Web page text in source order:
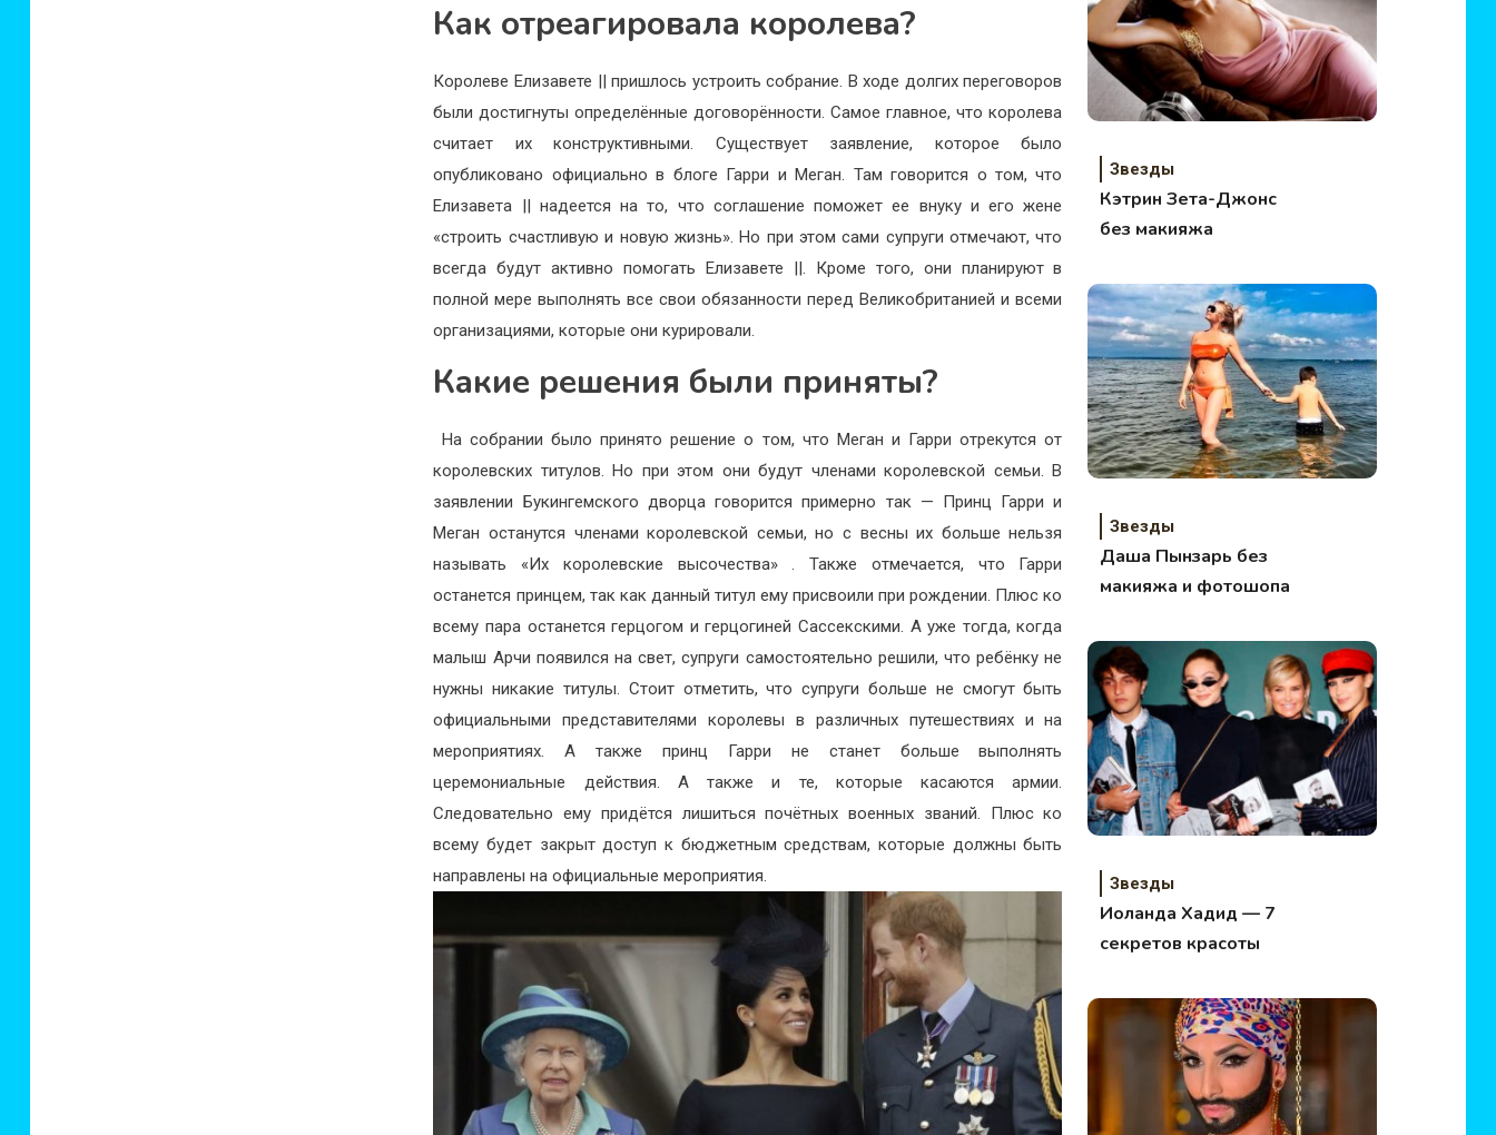
Как отреагировала королева?
Королеве Елизавете || пришлось устроить собрание. В ходе долгих переговоров
были достигнуты определённые договорённости. Самое главное, что королева
считает их конструктивными. Существует заявление, которое было
опубликовано официально в блоге Гарри и Меган. Там говорится о том, что
Елизавета || надеется на то, что соглашение поможет ее внуку и его жене
«строить счастливую и новую жизнь». Но при этом сами супруги отмечают, что
всегда будут активно помогать Елизавете ||. Кроме того, они планируют в
полной мере выполнять все свои обязанности перед Великобританией и всеми
организациями, которые они курировали.
Какие решения были приняты?
На собрании было принято решение о том, что Меган и Гарри отрекутся от
королевских титулов. Но при этом они будут членами королевской семьи. В
заявлении Букингемского дворца говорится примерно так — Принц Гарри и
Меган останутся членами королевской семьи, но с весны их больше нельзя
называть «Их королевские высочества» . Также отмечается, что Гарри
останется принцем, так как данный титул ему присвоили при рождении. Плюс ко
всему пара останется герцогом и герцогиней Сассекскими. А уже тогда, когда
малыш Арчи появился на свет, супруги самостоятельно решили, что ребёнку не
нужны никакие титулы. Стоит отметить, что супруги больше не смогут быть
официальными представителями королевы в различных путешествиях и на
мероприятиях. А также принц Гарри не станет больше выполнять
церемониальные действия. А также и те, которые касаются армии.
Следовательно ему придётся лишиться почётных военных званий. Плюс ко
всему будет закрыт доступ к бюджетным средствам, которые должны быть
направлены на официальные мероприятия.
Звезды
Кэтрин Зета-Джонс
без макияжа
Звезды
Даша Пынзарь без
макияжа и фотошопа
Звезды
Иоланда Хадид — 7
секретов красоты